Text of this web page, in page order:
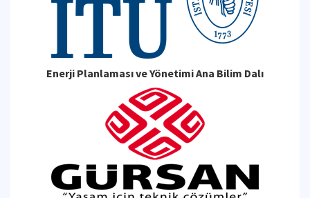
Enerji Planlaması ve Yönetimi Ana Bilim Dalı